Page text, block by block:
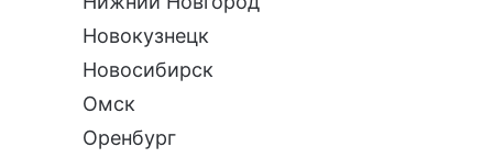
Новокузнецк
Новосибирск
Омск
Оренбург